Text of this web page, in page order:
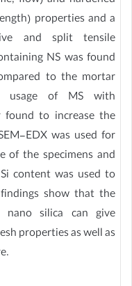
properties and a
and split tensile
NS was found
to the mortar
usage of MS with
to increase the
EDX was used for
of the specimens and
content was used to
show that the
silica can give
properties as well as